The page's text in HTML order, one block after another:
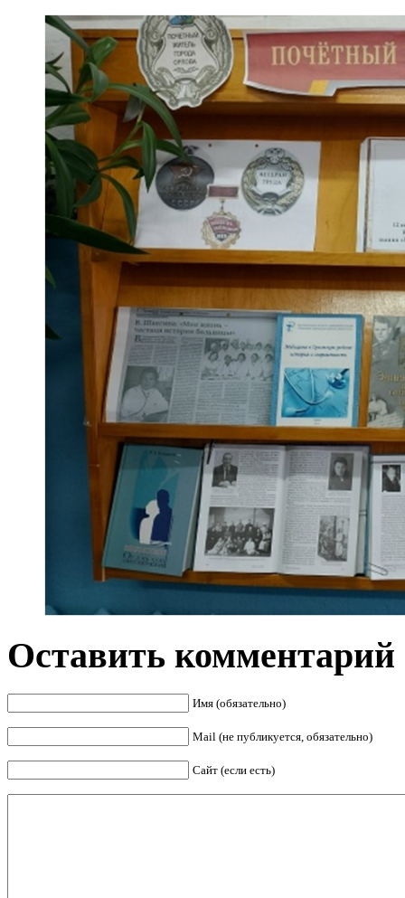
Оставить комментарий
Имя (обязательно)
Mail (не публикуется, обязательно)
Сайт (если есть)